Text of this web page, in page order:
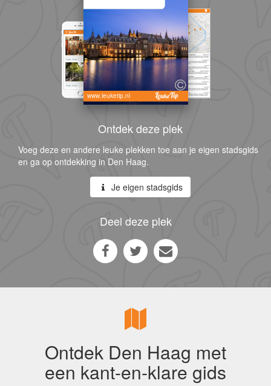
www.leuketip.nl
Ontdek deze plek
Voeg deze en andere leuke plekken toe aan je eigen stadsgids
en ga op ontdekking in Den Haag.
Je eigen stadsgids
Deel deze plek
Ontdek Den Haag met
een kant-en-klare gids